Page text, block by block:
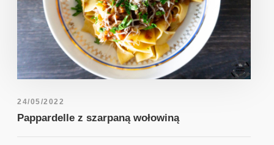
24/05/2022
Pappardelle z szarpaną wołowiną